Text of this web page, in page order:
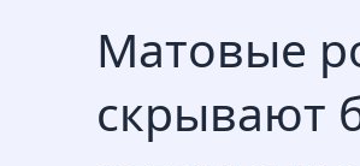
Матовые
скрывают